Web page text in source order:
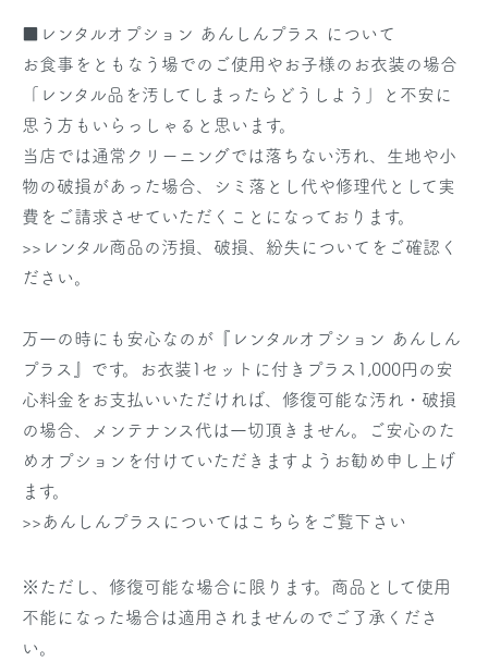
■レンタルオプション あんしんプラス について
お食事をともなう場でのご使用やお子様のお衣装の場合
「レンタル品を汚してしまったらどうしよう」と不安に
思う方もいらっしゃると思います。
当店では通常クリーニングでは落ちない汚れ、生地や小
物の破損があった場合、シミ落とし代や修理代として実
費をご請求させていただくことになっております。
>>レンタル商品の汚損、破損、紛失についてをご確認く
ださい。
万一の時にも安心なのが『レンタルオプション あんしん
プラス』です。お衣装1セットに付きプラス1,000円の安
心料金をお支払いいただければ、修復可能な汚れ・破損
の場合、メンテナンス代は一切頂きません。ご安心のた
めオプションを付けていただきますようお勧め申し上げ
ます。
>>あんしんプラスについてはこちらをご覧下さい
※ただし、修復可能な場合に限ります。商品として使用
不能になった場合は適用されませんのでご了承くださ
い。